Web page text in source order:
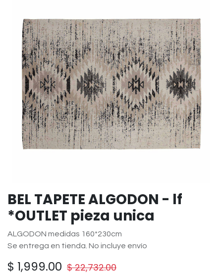
BEL TAPETE ALGODON - lf
*OUTLET pieza unica
ALGODON medidas 160*230cm
Se entrega en tienda. No incluye envío
$ 1,999.00 $22,732.00